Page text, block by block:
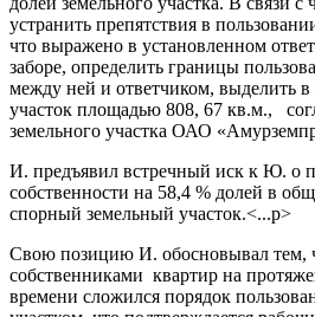
устранить препятствия в
что выражено в установленном
заборе, определить границы
между ней и ответчиком, выделить в
участок площадью 808, 67 кв.м.,
земельного участка ОАО
И. предъявил встречный иск к Ю. о
собственности на 58,4 % долей в
спорный земельный участок.<...p>
Свою позицию И. обосновывал тем,
собственниками квартир на
времени сложился порядок